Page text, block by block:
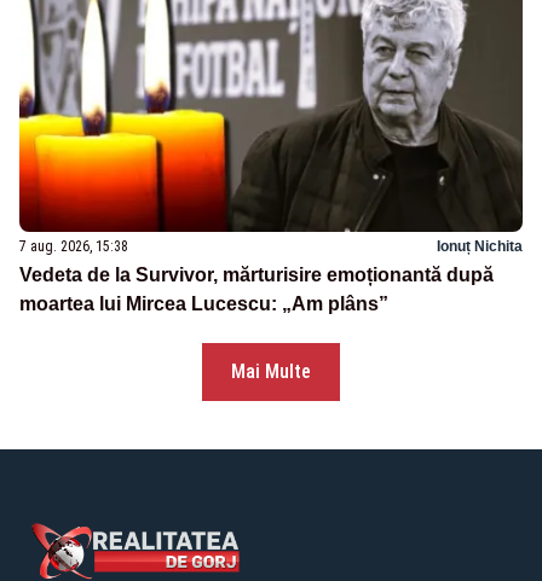
7 aug. 2026, 15:38 Ionuț Nichita
Vedeta de la Survivor, mărturisire emoționantă după
moartea lui Mircea Lucescu: „Am plâns”
Mai Multe